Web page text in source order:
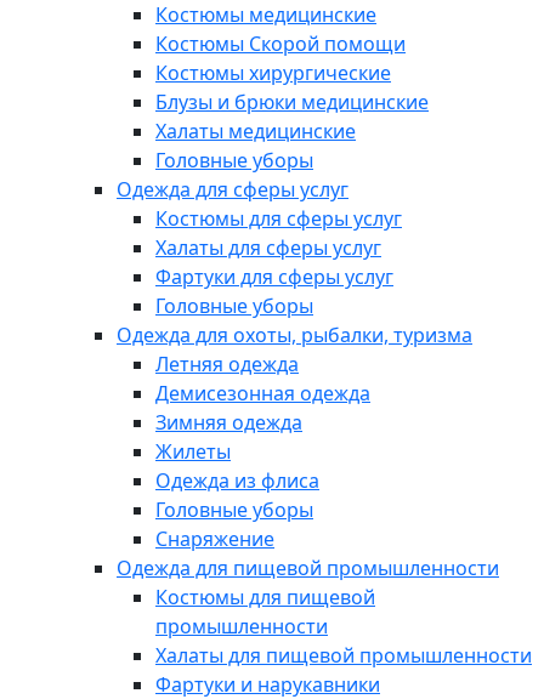
Костюмы медицинские
Костюмы Скорой помощи
Костюмы хирургические
Блузы и брюки медицинские
Халаты медицинские
Головные уборы
Одежда для сферы услуг
Костюмы для сферы услуг
Халаты для сферы услуг
Фартуки для сферы услуг
Головные уборы
Одежда для охоты, рыбалки, туризма
Летняя одежда
Демисезонная одежда
Зимняя одежда
Жилеты
Одежда из флиса
Головные уборы
Снаряжение
Одежда для пищевой промышленности
Костюмы для пищевой
промышленности
Халаты для пищевой промышленности
Фартуки и нарукавники